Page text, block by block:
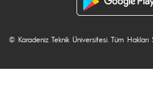
© Karadeniz Teknik Üniversitesi. Tüm Hakları